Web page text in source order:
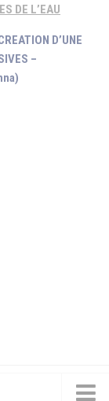
DE L’EAU
D’UNE
–